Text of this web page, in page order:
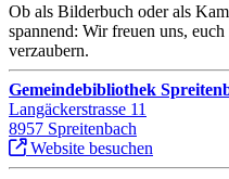
Ob als Bilderbuch oder als
spannend: Wir freuen uns,
verzaubern.
Gemeindebibliothek
Langäckerstrasse 11
8957 Spreitenbach
Website besuchen